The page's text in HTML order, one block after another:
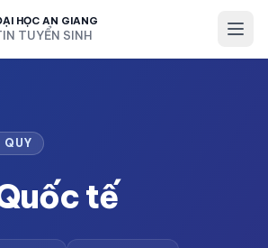
HỌC AN GIANG
TUYỂN SINH
tế